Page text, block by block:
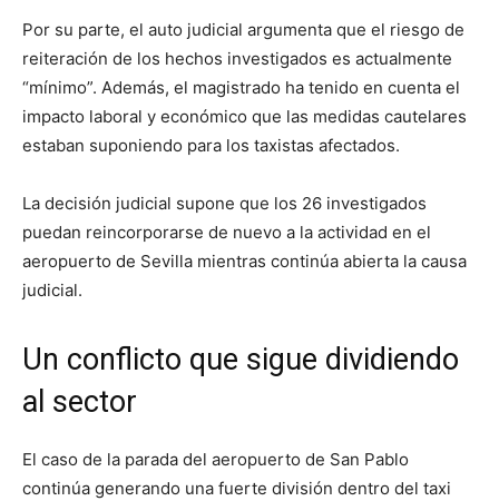
Por su parte, el auto judicial argumenta que el riesgo de
reiteración de los hechos investigados es actualmente
“mínimo”. Además, el magistrado ha tenido en cuenta el
impacto laboral y económico que las medidas cautelares
estaban suponiendo para los taxistas afectados.
La decisión judicial supone que los 26 investigados
puedan reincorporarse de nuevo a la actividad en el
aeropuerto de Sevilla mientras continúa abierta la causa
judicial.
Un conflicto que sigue dividiendo
al sector
El caso de la parada del aeropuerto de San Pablo
continúa generando una fuerte división dentro del taxi